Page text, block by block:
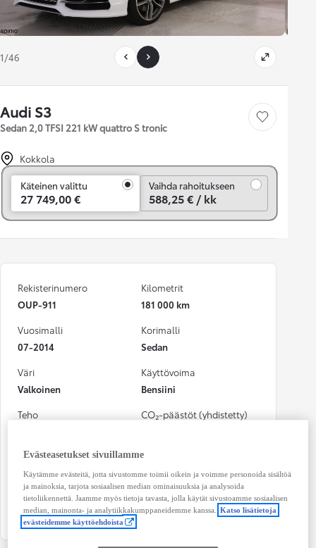
1/46
Audi S3
Sedan 2,0 TFSI 221 kW quattro S tronic
Tallenna auto
Kokkola
Käteinen valittu
27 749,00 €
Vaihda rahoitukseen
588,25 € / kk
Rekisterinumero
OUP-911
Kilometrit
181 000 km
Vuosimalli
07-2014
Korimalli
Sedan
Väri
Valkoinen
Käyttövoima
Bensiini
Teho
CO₂-päästöt (yhdistetty)
Vaihteisto
Automaatti
Istuimet
5
Ovet
4
Evästeasetukset sivuillamme
Käytämme evästeitä, jotta sivustomme toimii oikein ja voimme personoida sisältöä
ja mainoksia, tarjota sosiaalisen median ominaisuuksia ja analysoida
tietoliikennettä. Jaamme myös tietoja tavasta, jolla käytät sivustoamme sosiaalisen
median, mainonta- ja analytiikkakumppaneidemme kanssa.
Katso lisätietoja
evästeidemme käyttöehdoista